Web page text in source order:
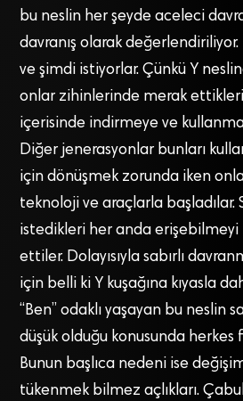
bu neslin her şeyde aceleci
davranış olarak
ve şimdi istiyorlar. Çünkü Y
onlar zihinlerinde merak
içerisinde indirmeye ve
Diğer jenerasyonlar bunları
için dönüşmek zorunda iken
teknoloji ve araçlarla başladılar.
istedikleri her anda
ettiler. Dolayısıyla sabırlı
için belli ki Y kuşağına kıyasla
“Ben” odaklı yaşayan bu neslin
düşük olduğu konusunda
Bunun başlıca nedeni ise
tükenmek bilmez açlıkları.